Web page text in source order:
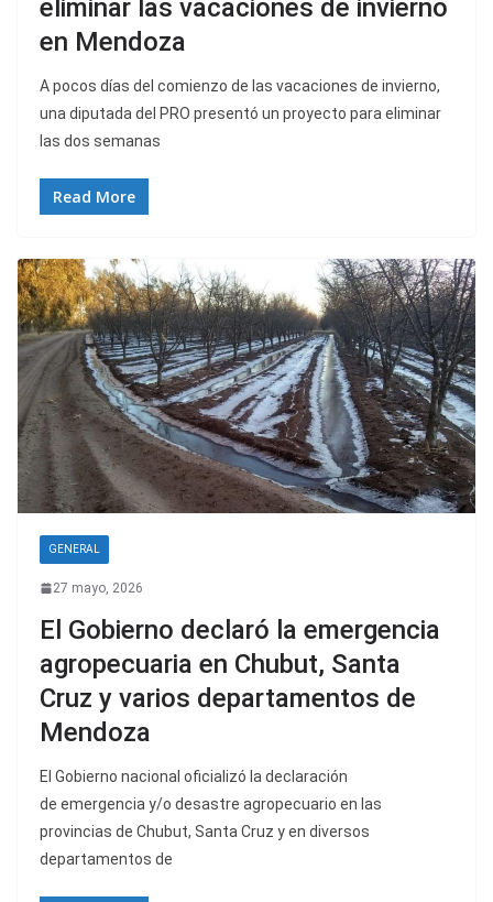
eliminar las vacaciones de invierno
en Mendoza
A pocos días del comienzo de las vacaciones de invierno,
una diputada del PRO presentó un proyecto para eliminar
las dos semanas
Read More
GENERAL
27 mayo, 2026
El Gobierno declaró la emergencia
agropecuaria en Chubut, Santa
Cruz y varios departamentos de
Mendoza
El Gobierno nacional oficializó la declaración
de emergencia y/o desastre agropecuario en las
provincias de Chubut, Santa Cruz y en diversos
departamentos de